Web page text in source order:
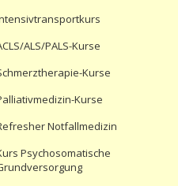
ALS/PALS-Kurse
Kurse
Kurse
Notfallmedizin
Psychosomatische